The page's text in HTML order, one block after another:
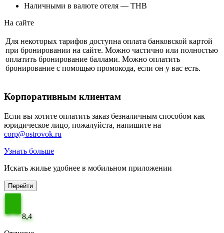
Наличными в валюте отеля — THB
На сайте
Для некоторых тарифов доступна оплата банковской картой
при бронировании на сайте. Можно частично или полностью
оплатить бронирование баллами. Можно оплатить
бронирование с помощью промокода, если он у вас есть.
Корпоративным клиентам
Если вы хотите оплатить заказ безналичным способом как
юридическое лицо, пожалуйста, напишите на
corp@ostrovok.ru
Узнать больше
Искать жилье удобнее в мобильном приложении
Перейти
8,4